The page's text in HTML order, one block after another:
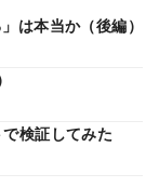
は本当か（後編）
検証してみた